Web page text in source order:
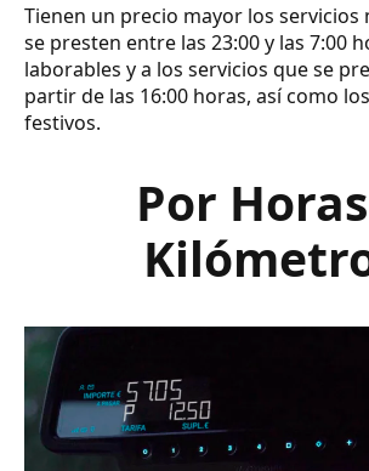
Tienen un precio mayor los
se presten entre las 23:00 y las 7:00
laborables y a los servicios que se
partir de las 16:00 horas, así como
festivos.
Por